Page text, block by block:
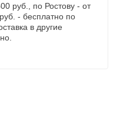
руб., по Ростову - от
- бесплатно по
в другие